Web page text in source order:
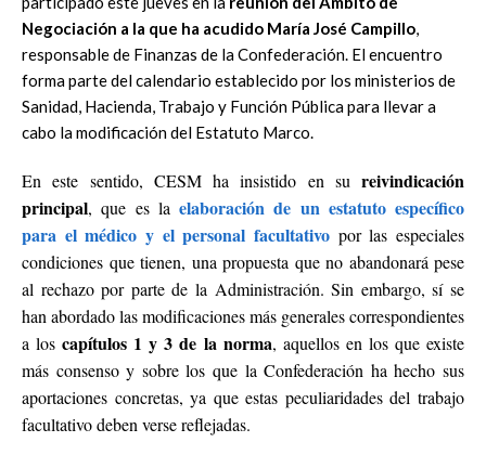
Negociación a la que ha acudido María José Campillo,
responsable de Finanzas de la Confederación. El encuentro
forma parte del calendario establecido por los ministerios de
Sanidad, Hacienda, Trabajo y Función Pública para llevar a
cabo la modificación del Estatuto Marco.
En este sentido, CESM ha insistido en su reivindicación
principal, que es la elaboración de un estatuto específico
para el médico y el personal facultativo por las especiales
condiciones que tienen, una propuesta que no abandonará pese
al rechazo por parte de la Administración. Sin embargo, sí se
han abordado las modificaciones más generales correspondientes
a loscapítulos 1 y 3 de la norma, aquellos en los que existe
más consenso y sobre los que la Confederación ha hecho sus
aportaciones concretas, ya que estas peculiaridades del trabajo
facultativo deben verse reflejadas.